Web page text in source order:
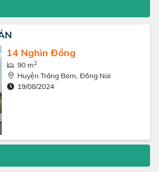
14 Nghìn Đồng
90 m2
Huyện Trảng Bom, Đồng Nai
19/08/2024